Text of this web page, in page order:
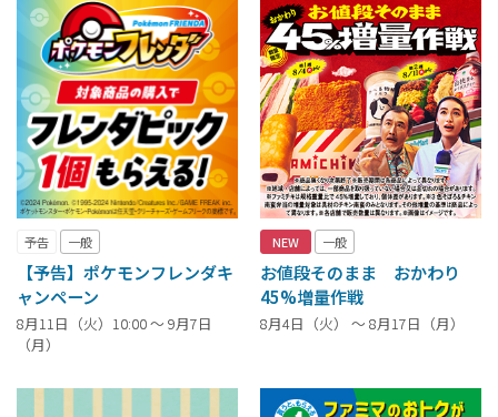
予告 一般
【予告】ポケモンフレンダキ
ャンペーン
8月11日（火）10:00 ～ 9月7日
（月）
NEW 一般
お値段そのまま おかわり
45%増量作戦
8月4日（火） ～ 8月17日（月）